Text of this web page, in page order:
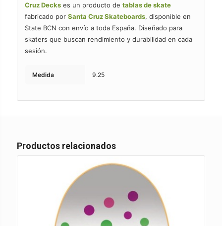
Cruz Deckses un producto de tablas de skate
fabricado por Santa Cruz Skateboards, disponible en
State BCN con envío a toda España. Diseñado para
skaters que buscan rendimiento y durabilidad en cada
sesión.
Medida 9.25
Productos relacionados